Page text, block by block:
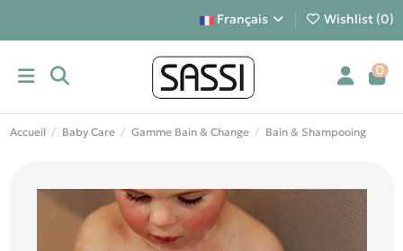
Français Wishlist (0)
0
Accueil Baby Care Gamme Bain & Change Bain & Shampooing